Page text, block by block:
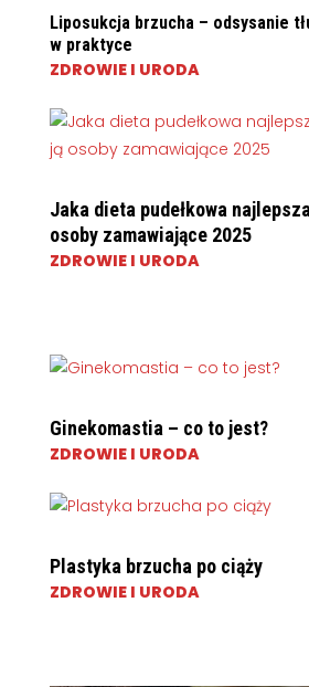
Liposukcja brzucha – odsysanie
w praktyce
ZDROWIE I URODA
Jaka dieta pudełkowa
osoby zamawiające 2025
ZDROWIE I URODA
Ginekomastia – co to jest?
ZDROWIE I URODA
Plastyka brzucha po ciąży
ZDROWIE I URODA